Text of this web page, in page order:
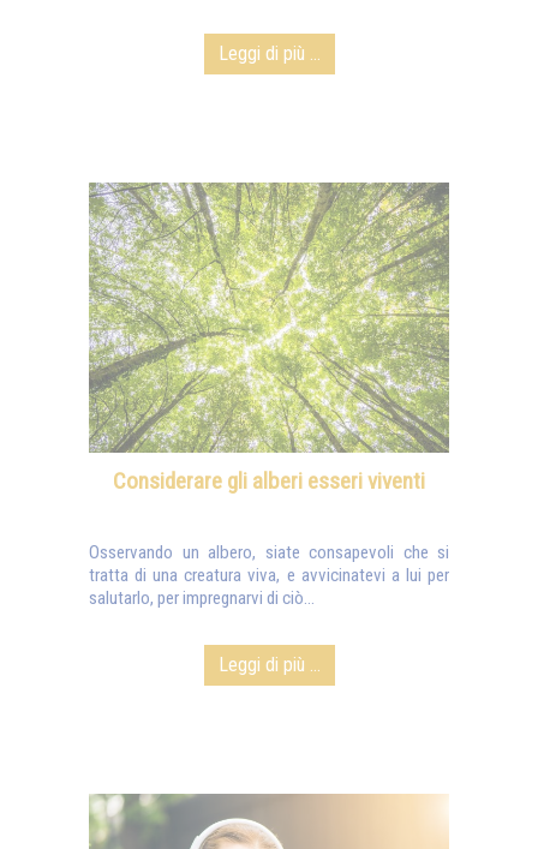
Leggi di più ...
Considerare gli alberi esseri viventi
Osservando un albero, siate consapevoli che si
tratta di una creatura viva, e avvicinatevi a lui per
salutarlo, per impregnarvi di ciò...
Leggi di più ...